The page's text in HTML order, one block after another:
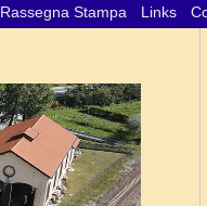
Rassegna Stampa Links